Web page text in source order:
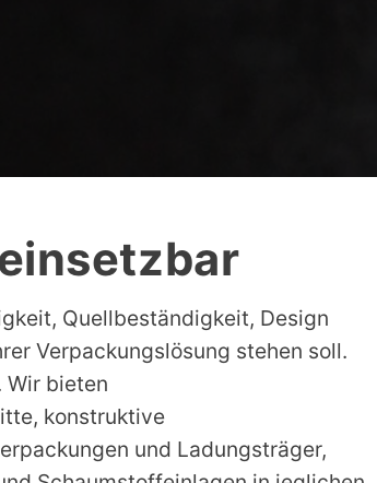
Quellbeständigkeit, Design
Verpackungslösung stehen soll.
Wir bieten
konstruktive
und Ladungsträger,